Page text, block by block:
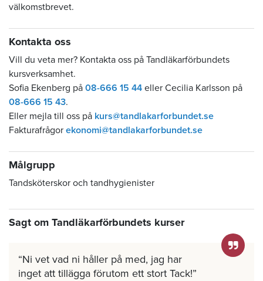
välkomstbrevet.
Kontakta oss
Vill du veta mer? Kontakta oss på Tandläkarförbundets
kursverksamhet.
Sofia Ekenberg på 08-666 15 44 eller Cecilia Karlsson på
08-666 15 43.
Eller mejla till oss på kurs@tandlakarforbundet.se
Fakturafrågor ekonomi@tandlakarforbundet.se
Målgrupp
Tandsköterskor och tandhygienister
Sagt om Tandläkarförbundets kurser
Ni vet vad ni håller på med, jag har
inget att tillägga förutom ett stort Tack!